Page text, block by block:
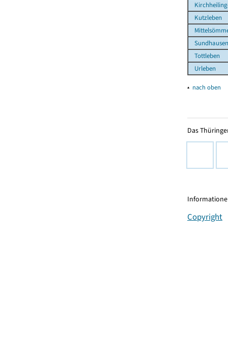
Kutzleben
Sundhausen
Tottleben
Urleben
▴ nach oben
Das
Copyright